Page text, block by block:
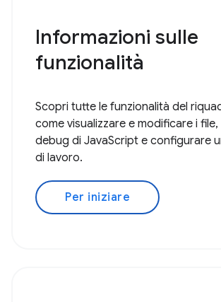
Informazioni sulle
funzionalità
Scopri tutte le funzionalità del
come visualizzare e modificare i file,
debug di JavaScript e configurare
di lavoro.
Per iniziare